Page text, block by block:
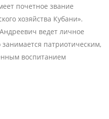
почетное звание
хозяйства Кубани».
ведет личное
занимается патриотическим,
воспитанием